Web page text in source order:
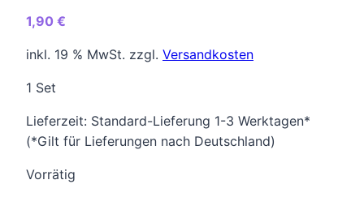
1,90 €
inkl. 19 % MwSt. zzgl. Versandkosten
1 Set
Lieferzeit: Standard-Lieferung 1-3 Werktagen*
(*Gilt für Lieferungen nach Deutschland)
Vorrätig